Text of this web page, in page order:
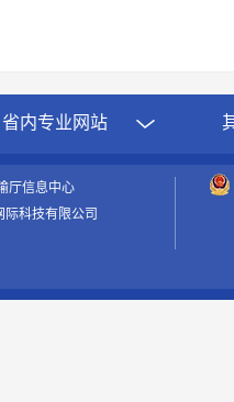
省内专业网站
厅信息中心
科技有限公司